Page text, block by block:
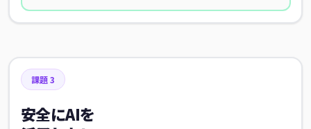
課題 3
安全にAIを